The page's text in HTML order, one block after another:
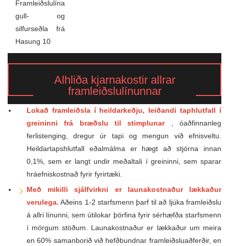
Alhliða kjarnakostir allrar
framleiðslulínunnar
Lokað framleiðsla í heildarkeðju, leiðandi taphlutfall í
greininni frá bræðslu til stimplunar, óaðfinnanleg
ferlistenging, dregur úr tapi og mengun við efnisveltu.
Heildartapshlutfall eðalmálma er hægt að stjórna innan
0,1%, sem er langt undir meðaltali í greininni, sem sparar
hráefniskostnað fyrir fyrirtæki.
Með mikilli sjálfvirkni er launakostnaður lækkaður
verulega. Aðeins 1-2 starfsmenn þarf til að ljúka framleiðslu
á allri línunni, sem útilokar þörfina fyrir sérhæfða starfsmenn
í mörgum stöðum. Launakostnaður er lækkaður um meira
en 60% samanborið við hefðbundnar framleiðsluaðferðir, en